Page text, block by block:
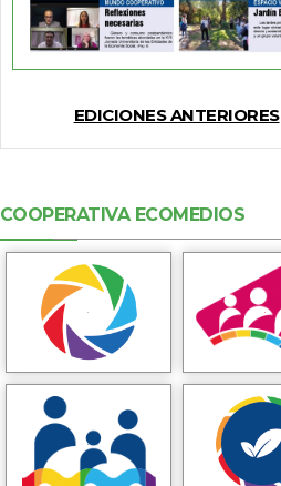
EDICIONES ANTERIORES
COOPERATIVA ECOMEDIOS